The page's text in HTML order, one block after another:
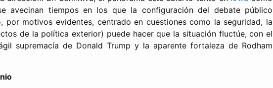
avecinan tiempos en los que la configuración del debate público
por motivos evidentes, centrado en cuestiones como la seguridad, la
de la política exterior) puede hacer que la situación fluctúe, con el
supremacía de Donald Trump y la aparente fortaleza de Rodham